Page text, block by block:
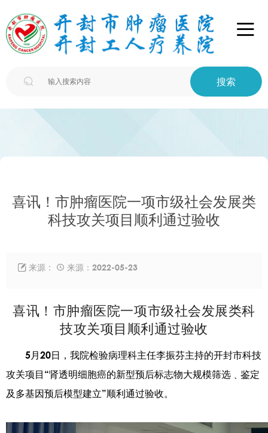

 搜索
喜讯！市肿瘤医院一项市级社会发展类
科技攻关项目顺利通过验收
 来源：  来源：2022-05-23
喜讯！市肿瘤医院一项市级社会发展类科
技攻关项目顺利通过验收
5月20日，我院检验病理科主任李振芬主持的开封市科技
攻关项目“肾透明细胞癌的新型预后标志物大规模筛选﹑鉴定
及多基因预后模型建立”顺利通过验收。